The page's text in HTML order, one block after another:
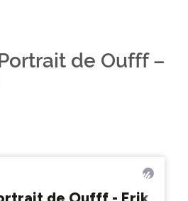
de Oufff –